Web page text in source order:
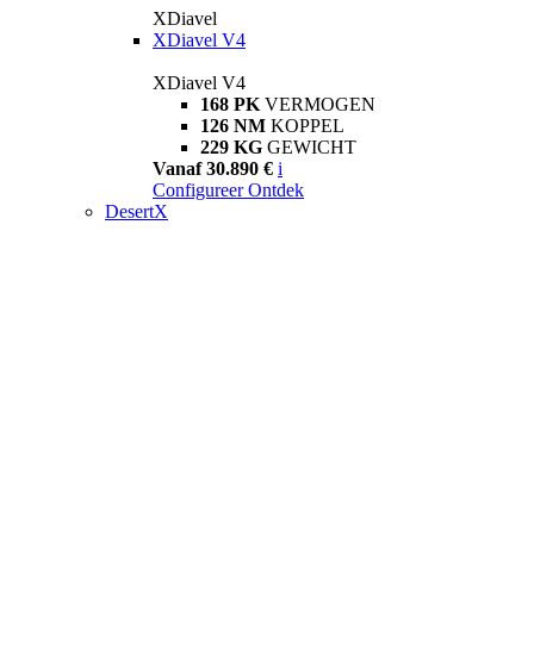
XDiavel
XDiavel V4
XDiavel V4
168 PK VERMOGEN
126 NM KOPPEL
229 KG GEWICHT
Vanaf 30.890 € i
Configureer Ontdek
DesertX